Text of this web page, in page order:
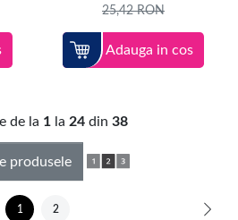
25,42RON
Adauga in cos
de la 1la 24din 38
produsele
1 2